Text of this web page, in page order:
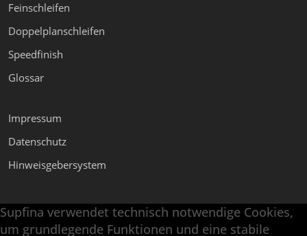
Feinschleifen
Doppelplanschleifen
Speedfinish
Glossar
Impressum
Datenschutz
Hinweisgebersystem
Supfina Anbaugeräte
Supfina verwendet technisch notwendige Cookies,
um grundlegende Funktionen und eine stabile